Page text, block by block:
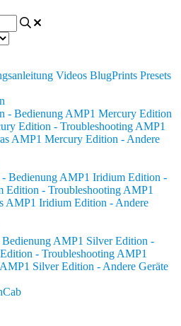
Videos BlugPrints Presets
- Bedienung AMP1 Mercury Edition
Edition - Troubleshooting AMP1
AMP1 Mercury Edition - Andere
Bedienung AMP1 Iridium Edition -
Edition - Troubleshooting AMP1
AMP1 Iridium Edition - Andere
AMP1 Silver Edition -
- Troubleshooting AMP1
AMP1 Silver Edition - Andere Geräte